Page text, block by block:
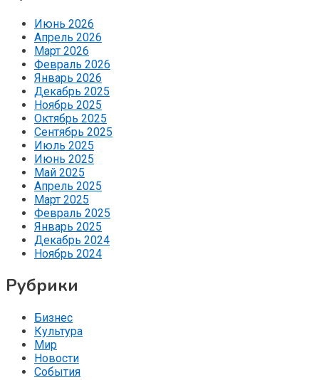
Июнь 2026
Апрель 2026
Март 2026
Февраль 2026
Январь 2026
Декабрь 2025
Ноябрь 2025
Октябрь 2025
Сентябрь 2025
Июль 2025
Июнь 2025
Май 2025
Апрель 2025
Март 2025
Февраль 2025
Январь 2025
Декабрь 2024
Ноябрь 2024
Рубрики
Бизнес
Культура
Мир
Новости
События